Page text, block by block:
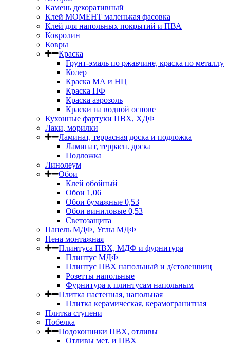
Камень декоративный
Клей МОМЕНТ маленькая фасовка
Клей для напольных покрытий и ПВА
Ковролин
Ковры
Краска
Грунт-эмаль по ржавчине, краска по металлу
Колер
Краска МА и НЦ
Краска ПФ
Краска аэрозоль
Краски на водной основе
Кухонные фартуки ПВХ, ХДФ
Лаки, морилки
Ламинат, террасная доска и подложка
Ламинат, террасн. доска
Подложка
Линолеум
Обои
Клей обойный
Обои 1,06
Обои бумажные 0,53
Обои виниловые 0,53
Светозащита
Панель МДФ, Углы МДФ
Пена монтажная
Плинтуса ПВХ, МДФ и фурнитура
Плинтус МДФ
Плинтус ПВХ напольный и д/столешниц
Розетты напольные
Фурнитура к плинтусам напольным
Плитка настенная, напольная
Плитка керамическая, керамогранитная
Плитка ступени
Побелка
Подоконники ПВХ, отливы
Отливы мет. и ПВХ